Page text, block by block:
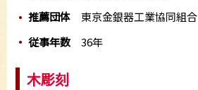
推薦団体 東京金銀器工業協同組合
従事年数 36年
木彫刻